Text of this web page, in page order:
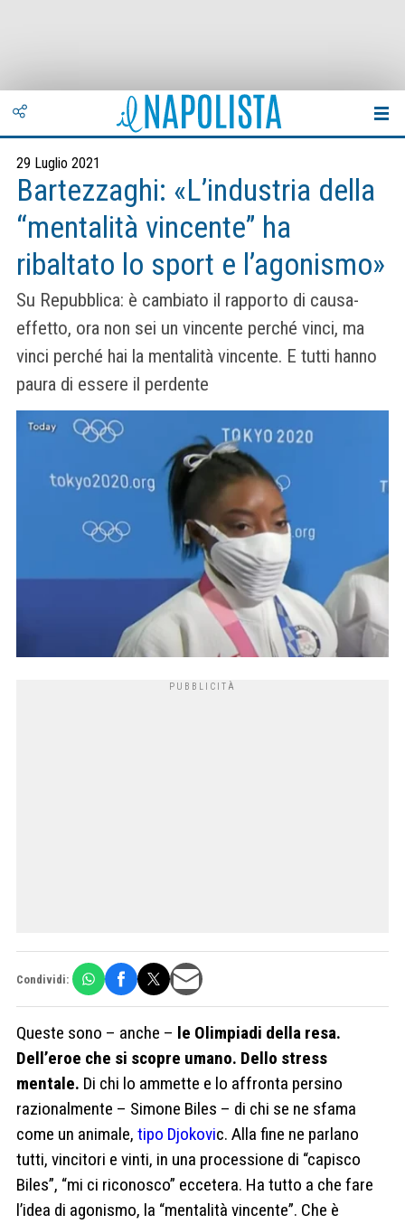
29 Luglio 2021
Bartezzaghi: «L’industria della
“mentalità vincente” ha
ribaltato lo sport e l’agonismo»
Su Repubblica: è cambiato il rapporto di causa-
effetto, ora non sei un vincente perché vinci, ma
vinci perché hai la mentalità vincente. E tutti hanno
paura di essere il perdente
Condividi:
Queste sono – anche – le Olimpiadi della resa.
Dell’eroe che si scopre umano. Dello stress
mentale. Di chi lo ammette e lo affronta persino
razionalmente – Simone Biles – di chi se ne sfama
come un animale, tipo Djokovic. Alla fine ne parlano
tutti, vincitori e vinti, in una processione di “capisco
Biles”, “mi ci riconosco” eccetera. Ha tutto a che fare
l’idea di agonismo, la “mentalità vincente”. Che è